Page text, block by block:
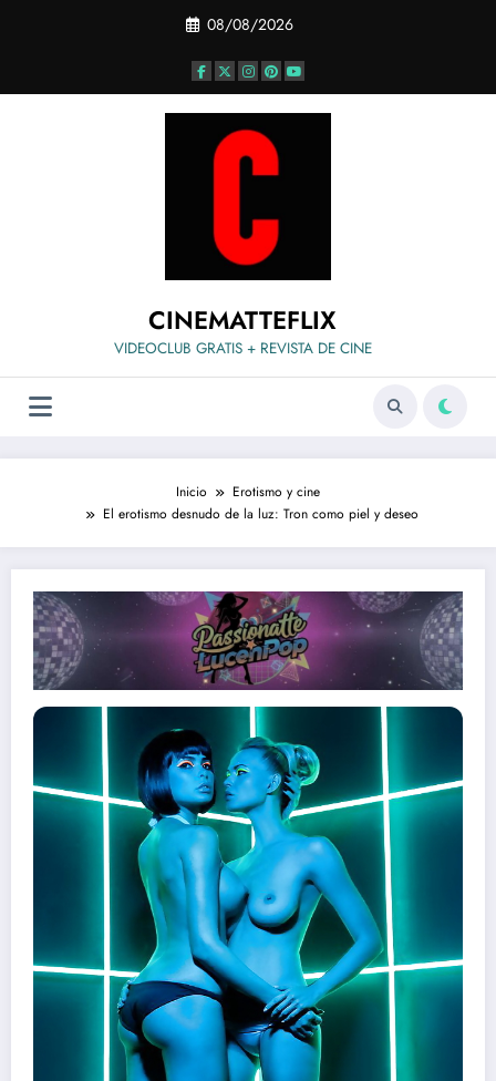
08/08/2026
CINEMATTEFLIX
VIDEOCLUB GRATIS + REVISTA DE CINE
Inicio
Erotismo y cine
El erotismo desnudo de la luz: Tron como piel y deseo